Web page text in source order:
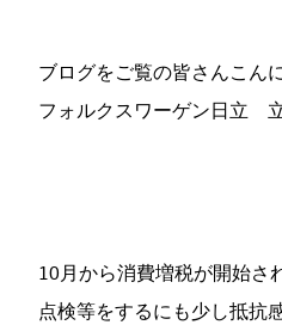
ブログをご覧の皆さんこん
フォルクスワーゲン日立
10月から消費増税が開始さ
点検等をするにも少し抵抗